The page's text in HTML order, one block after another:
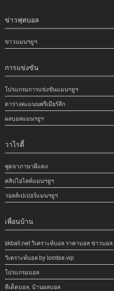
ข่าวฟุตบอล
ข่าวแมนฯยูฯ
การแข่งขัน
โปรแกรมการแข่งขันแมนฯยูฯ
ตารางคะแนนพรีเมียร์ลีก
ผลบอลแมนฯยูฯ
วาไรตี้
พูดจาภาษาผีแดง
คลิปไฮไลท์แมนฯยูฯ
วอลล์เปเปอร์แมนฯยูฯ
เพื่อนบ้าน
skball.net วิเคราะห์บอล ราคาบอล ข่าวบอล
วิเคราะห์บอล by lomtoe.vip
โปรแกรมบอล
ทีเด็ดบอล, บ้านผลบอล